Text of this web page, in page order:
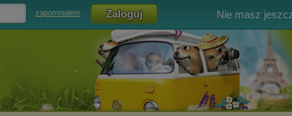
zapomniałem Nie masz